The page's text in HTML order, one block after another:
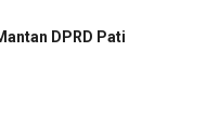
DPRD Pati